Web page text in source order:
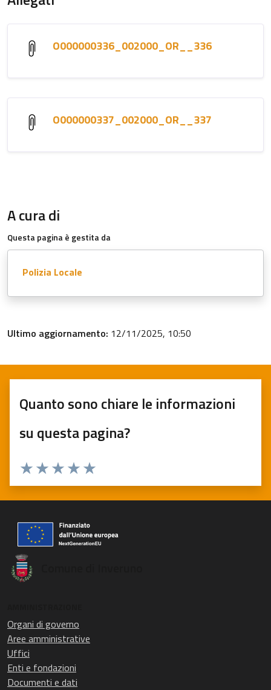
O000000336_002000_OR__336
O000000337_002000_OR__337
A cura di
Questa pagina è gestita da
Polizia Locale
Ultimo aggiornamento: 12/11/2025, 10:50
Quanto sono chiare le informazioni
su questa pagina?
Valuta 5 stelle su 5
Valuta 4 stelle su 5
Valuta 3 stelle su 5
Valuta 2 stelle su 5
Valuta 1 stelle su 5
Organi di governo
Aree amministrative
Uffici
Enti e fondazioni
Documenti e dati